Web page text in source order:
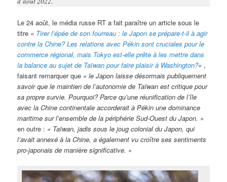
Le 24 août, le média russe RT a fait paraître un article sous le
titre « Tirer l’épée de son fourreau : le Japon se prépare-t-il à agir
contre la Chine? Les relations avec Pékin sont cruciales pour le
commerce régional, mais Tokyo est-elle prête à les mettre dans
la balance au sujet de Taïwan pour faire plaisir à Washington?« ,
faisant remarquer que « le Japon laisse désormais publiquement
savoir que le maintien de l’autonomie de Taïwan est critique pour
sa propre survie. Pourquoi? Parce qu’une réunification de l’île
avec la Chine continentale accorderait à Pékin une dominance
maritime sur l’ensemble de la périphérie Sud-Ouest du Japon. »
en outre : « Taïwan, jadis sous le joug colonial du Japon, qui
l’avait annexé à la Chine, a également vu croître ses sentiments
pro-japonais de manière significative. »